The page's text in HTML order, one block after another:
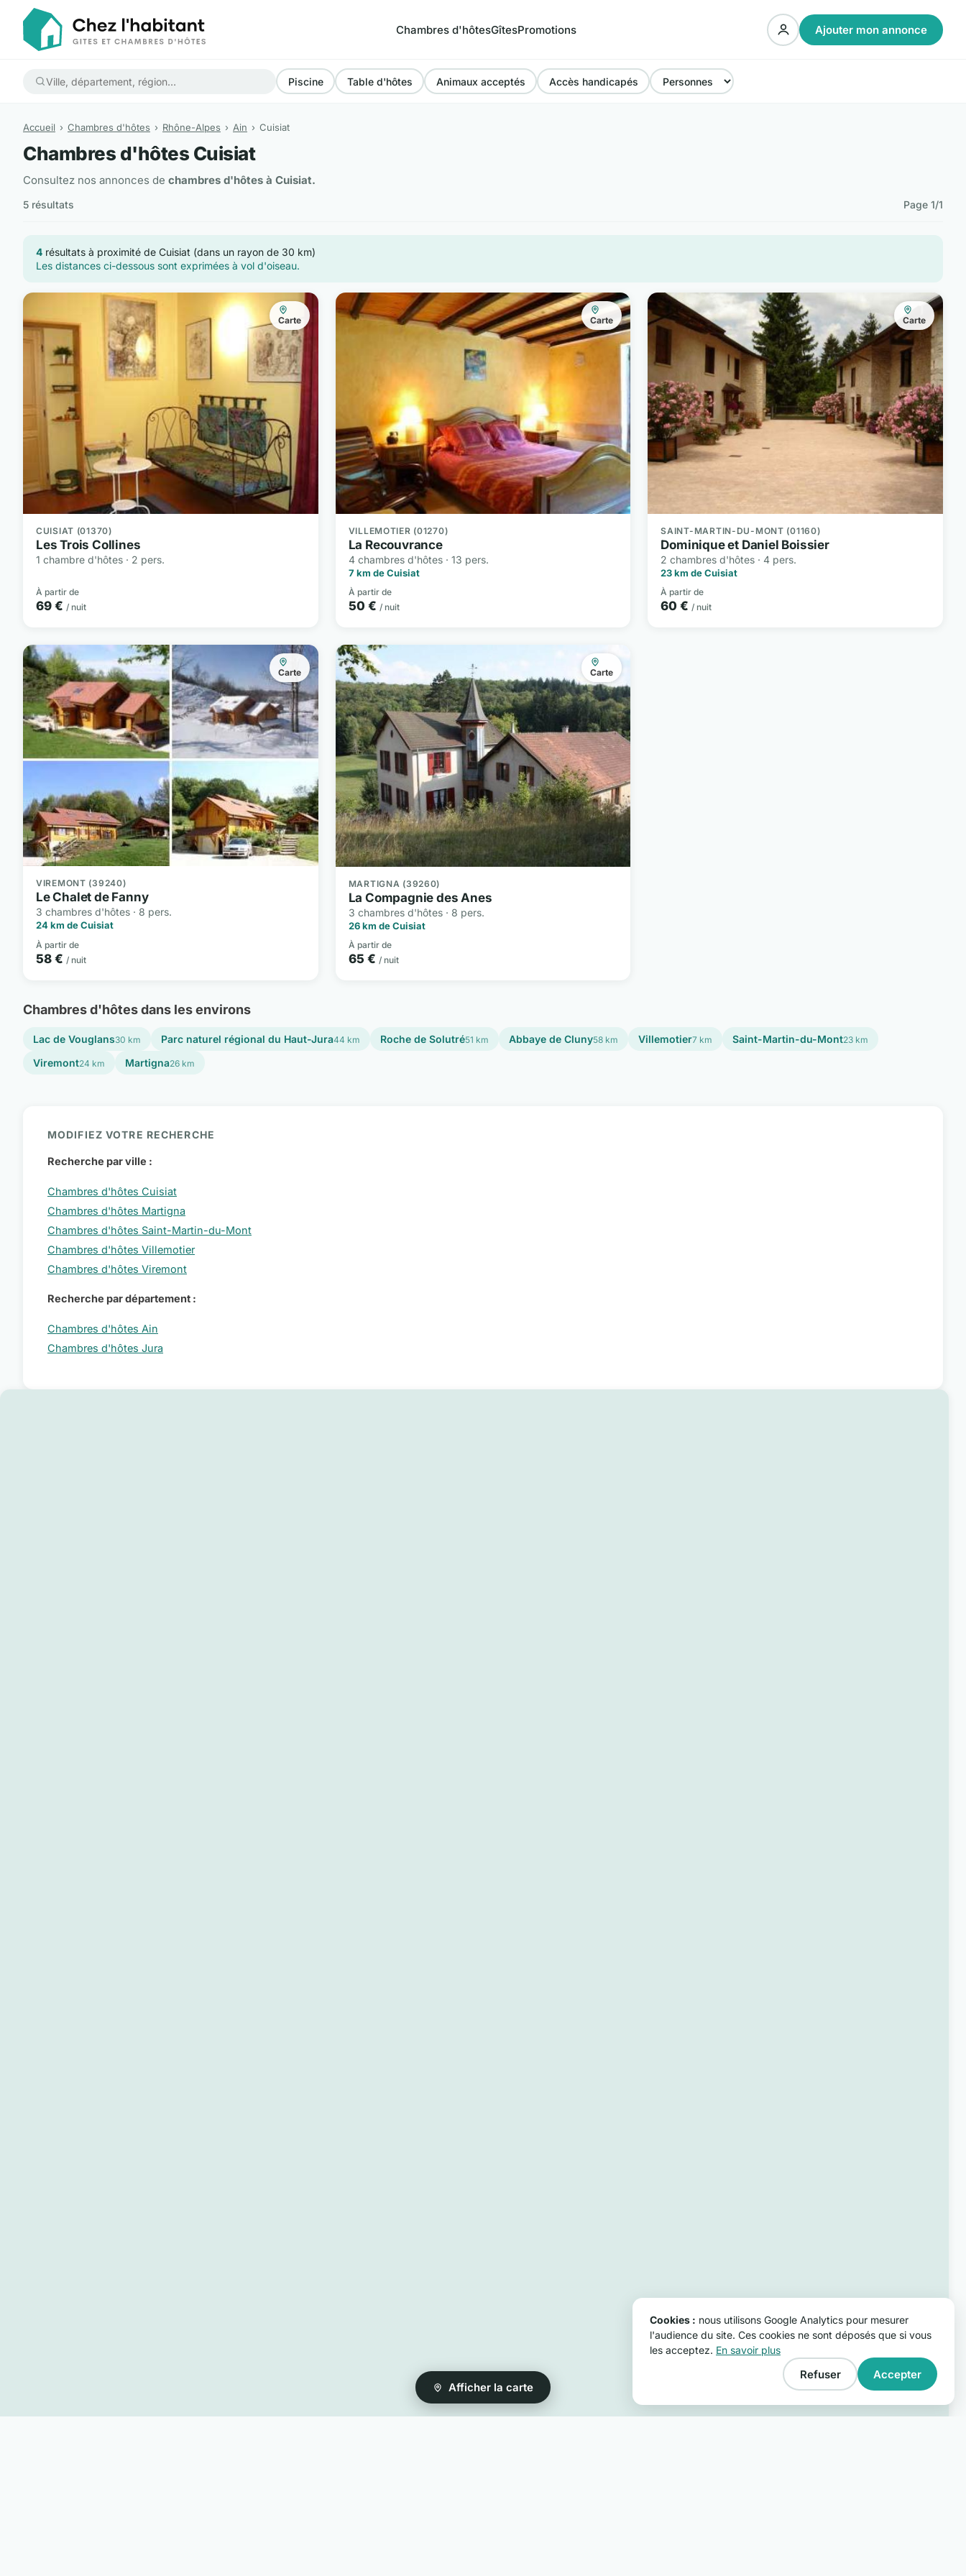
Chambres d'hôtesGîtesPromotions Ajouter mon annonce
Piscine Table d'hôtes Animaux acceptés Accès handicapés
Accueil Chambres d'hôtes Rhône-Alpes Ain Cuisiat
Chambres d'hôtes Cuisiat
Consultez nos annonces de chambres d'hôtes à Cuisiat.
5 résultats Page 1/1
Afficher la carte
4 résultats à proximité de Cuisiat (dans un rayon de 30 km)
Les distances ci-dessous sont exprimées à vol d'oiseau.
Carte
CUISIAT (01370)
Les Trois Collines
1 chambre d'hôtes · 2 pers.
À partir de
69 € / nuit
Carte
VILLEMOTIER (01270)
La Recouvrance
4 chambres d'hôtes · 13 pers.
7 km de Cuisiat
À partir de
50 € / nuit
Carte
SAINT-MARTIN-DU-MONT (01160)
Dominique et Daniel Boissier
2 chambres d'hôtes · 4 pers.
23 km de Cuisiat
À partir de
60 €/ nuit
Carte
VIREMONT (39240)
Le Chalet de Fanny
3 chambres d'hôtes · 8 pers.
24 km de Cuisiat
À partir de
58 € / nuit
Carte
MARTIGNA (39260)
La Compagnie des Anes
3 chambres d'hôtes · 8 pers.
26 km de Cuisiat
À partir de
65 € / nuit
Chambres d'hôtes dans les environs
Lac de Vouglans30 km Parc naturel régional du Haut-Jura44 km Roche de Solutré51 km Abbaye de Cluny58 km Villemotier7 km Saint-Martin-du-Mont23 km
Viremont24 km Martigna26 km
MODIFIEZ VOTRE RECHERCHE
Recherche par ville :
Chambres d'hôtes Cuisiat
Chambres d'hôtes Martigna
Chambres d'hôtes Saint-Martin-du-Mont
Chambres d'hôtes Villemotier
Chambres d'hôtes Viremont
Recherche par département :
Chambres d'hôtes Ain
Chambres d'hôtes Jura
Cookies : nous utilisons Google Analytics pour mesurer
l'audience du site. Ces cookies ne sont déposés que si vous
les acceptez. En savoir plus
Refuser Accepter